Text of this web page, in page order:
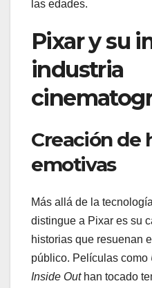
las edades.
Pixar y su
industria
Creación de
emotivas
Más allá de la
distingue a Pixar es su
historias que resuenan
público. Películas como
Inside Outhan tocado